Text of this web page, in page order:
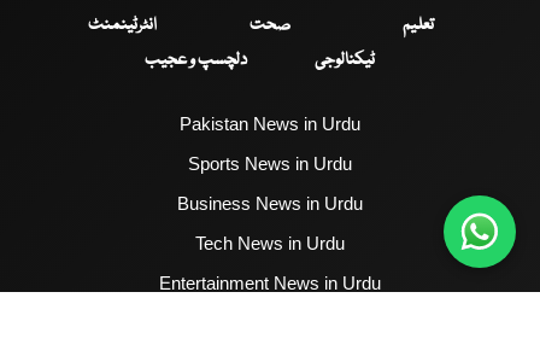
تعلیم
صحت
انٹرٹینمنٹ
ٹیکنالوجی
دلچسپ و عجیب
Pakistan News in Urdu
Sports News in Urdu
Business News in Urdu
Tech News in Urdu
Entertainment News in Urdu